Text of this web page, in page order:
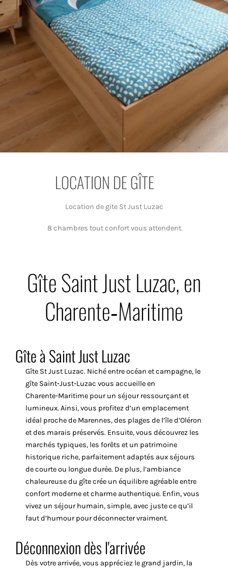
LOCATION DE GÎTE
Location de gite St Just Luzac
8 chambres tout confort vous attendent.
Gîte Saint Just Luzac, en
Charente‑Maritime
Gîte à Saint Just Luzac
Gîte St Just Luzac. Niché entre océan et campagne, le
gîte Saint‑Just‑Luzac vous accueille en
Charente‑Maritime pour un séjour ressourçant et
lumineux. Ainsi, vous profitez d’un emplacement
idéal proche de Marennes, des plages de l’île d’Oléron
et des marais préservés. Ensuite, vous découvrez les
marchés typiques, les forêts et un patrimoine
historique riche, parfaitement adaptés aux séjours
de courte ou longue durée. De plus, l’ambiance
chaleureuse du gîte crée un équilibre agréable entre
confort moderne et charme authentique. Enfin, vous
vivez un séjour humain, simple, avec juste ce qu’il
faut d’humour pour déconnecter vraiment.
Déconnexion dès l'arrivée
Dès votre arrivée, vous appréciez le grand jardin, la